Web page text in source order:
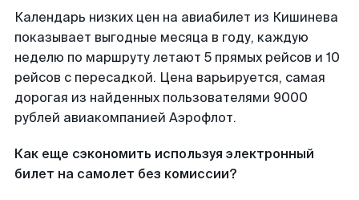
Календарь низких цен на авиабилет из Кишинева
показывает выгодные месяца в году, каждую
неделю по маршруту летают 5 прямых рейсов и 10
рейсов с пересадкой. Цена варьируется, самая
дорогая из найденных пользователями 9000
рублей авиакомпанией Аэрофлот.
Как еще сэкономить используя электронный
билет на самолет без комиссии?